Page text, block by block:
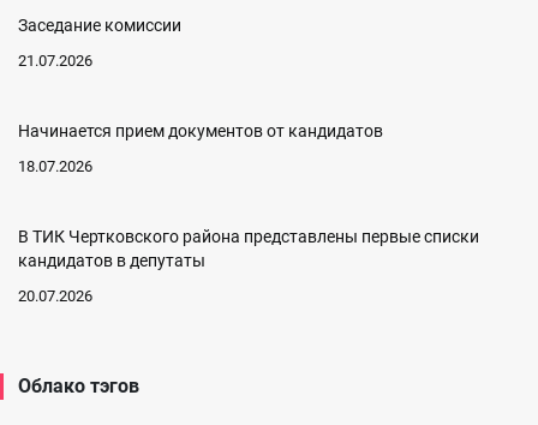
Заседание комиссии
21.07.2026
Начинается прием документов от кандидатов
18.07.2026
В ТИК Чертковского района представлены первые списки
кандидатов в депутаты
20.07.2026
Облако тэгов